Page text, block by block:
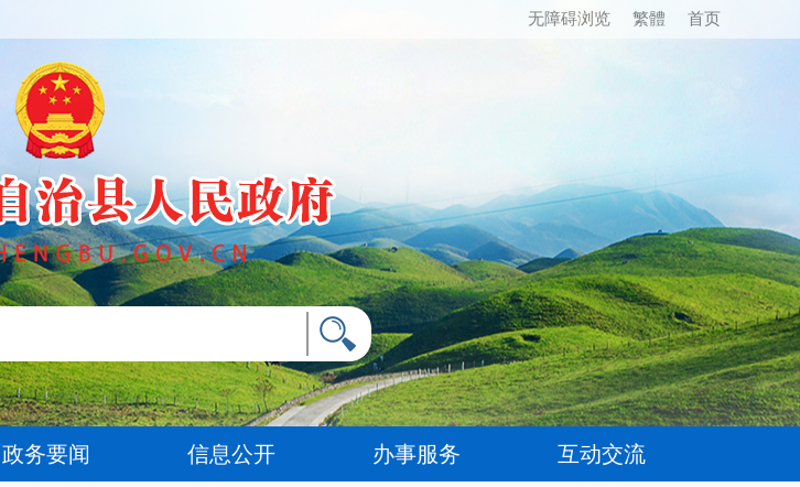
首页
繁體
无障碍浏览
政务要闻 信息公开 办事服务 互动交流